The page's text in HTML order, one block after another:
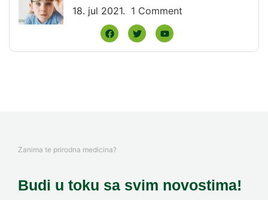
18. jul 2021. 1 Comment
Zanima te prirodna medicina?
Budi u toku sa svim novostima!